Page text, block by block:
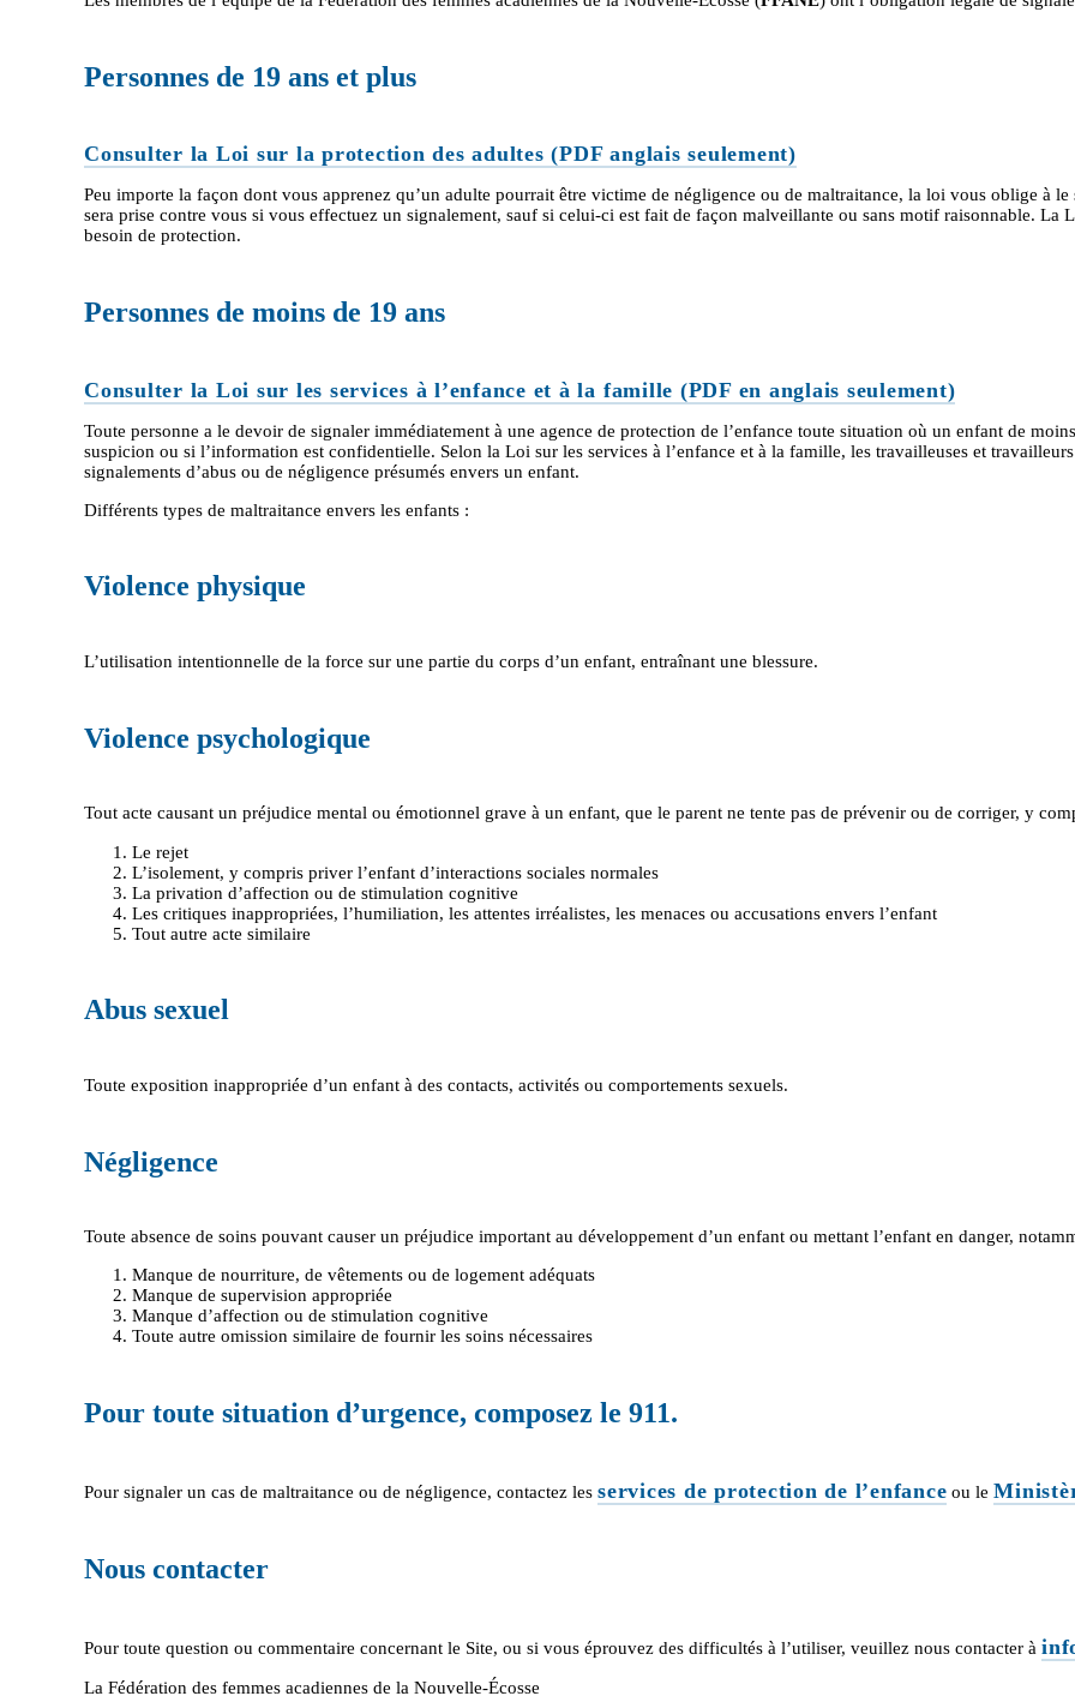
Personnes de 19 ans et plus
Consulter la Loi sur la protection des adultes (PDF anglais seulement)
Peu importe la façon dont vous apprenez qu’un adulte pourrait être victime de négligence ou de maltraitance, la loi vous oblige à
sera prise contre vous si vous effectuez un signalement, sauf si celui-ci est fait de façon malveillante ou sans motif raisonnable.
besoin de protection.
Personnes de moins de 19 ans
Consulter la Loi sur les services à l’enfance et à la famille (PDF en anglais seulement)
Toute personne a le devoir de signaler immédiatement à une agence de protection de l’enfance toute situation où un enfant de
suspicion ou si l’information est confidentielle. Selon la Loi sur les services à l’enfance et à la famille, les travailleuses et
signalements d’abus ou de négligence présumés envers un enfant.
Différents types de maltraitance envers les enfants :
Violence physique
L’utilisation intentionnelle de la force sur une partie du corps d’un enfant, entraînant une blessure.
Violence psychologique
Tout acte causant un préjudice mental ou émotionnel grave à un enfant, que le parent ne tente pas de prévenir ou de corriger, y
Le rejet
L’isolement, y compris priver l’enfant d’interactions sociales normales
La privation d’affection ou de stimulation cognitive
Les critiques inappropriées, l’humiliation, les attentes irréalistes, les menaces ou accusations envers l’enfant
Tout autre acte similaire
Abus sexuel
Toute exposition inappropriée d’un enfant à des contacts, activités ou comportements sexuels.
Négligence
Toute absence de soins pouvant causer un préjudice important au développement d’un enfant ou mettant l’enfant en danger,
Manque de nourriture, de vêtements ou de logement adéquats
Manque de supervision appropriée
Manque d’affection ou de stimulation cognitive
Toute autre omission similaire de fournir les soins nécessaires
Pour toute situation d’urgence, composez le 911.
Pour signaler un cas de maltraitance ou de négligence, contactez lesservices de protection de l’enfance ou le
Nous contacter
Pour toute question ou commentaire concernant le Site, ou si vous éprouvez des difficultés à l’utiliser, veuillez nous contacter à
La Fédération des femmes acadiennes de la Nouvelle-Écosse